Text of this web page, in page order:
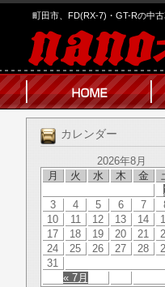
町田市、FD(RX-7)・GT-Rの中古
カレンダー
2026年8月
月
火 水 木 金
« 7月
3
4 5 6 7
10
11 12 13 14
17
18 19 20 21
24
25 26 27 28
31